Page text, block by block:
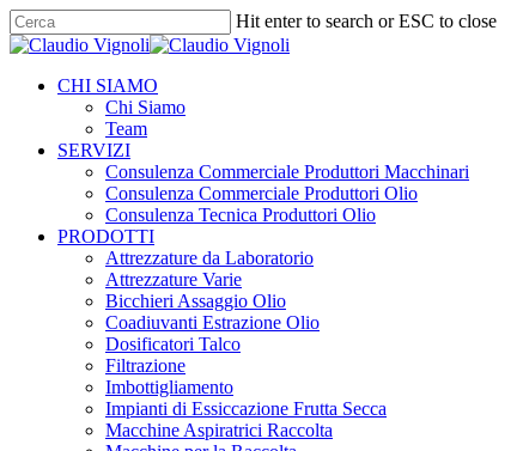
Skip
to
content
Hit enter to search or ESC to close
Close
Menu
CHI SIAMO
Chi Siamo
Team
SERVIZI
Consulenza Commerciale Produttori Macchinari
Consulenza Commerciale Produttori Olio
Consulenza Tecnica Produttori Olio
PRODOTTI
Attrezzature da Laboratorio
Attrezzature Varie
Bicchieri Assaggio Olio
Coadiuvanti Estrazione Olio
Dosificatori Talco
Filtrazione
Imbottigliamento
Impianti di Essiccazione Frutta Secca
Macchine Aspiratrici Raccolta